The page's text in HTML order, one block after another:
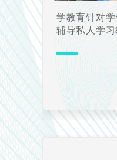
学教育针对
辅导私人学